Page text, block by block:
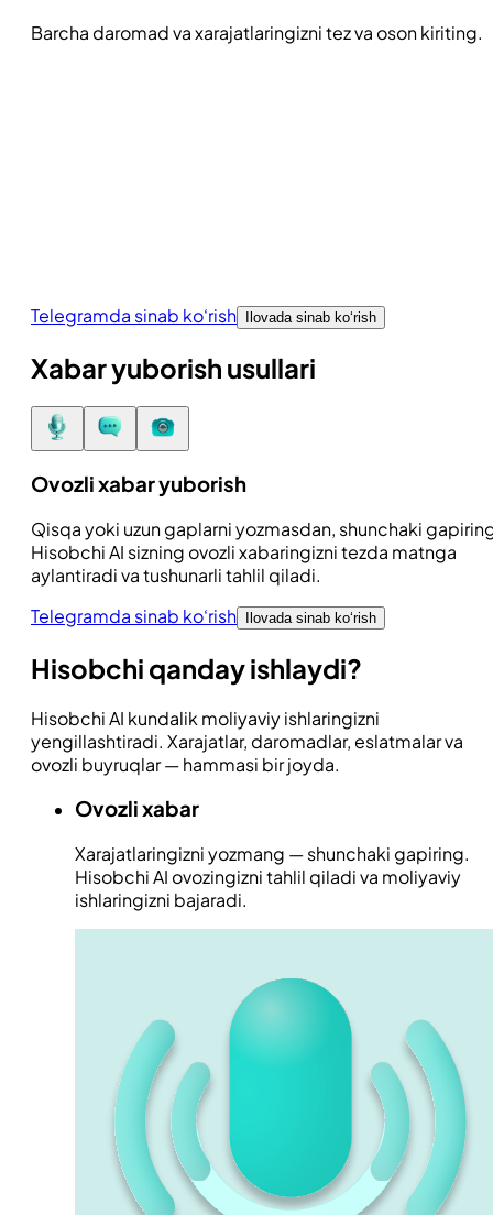
Barcha daromad va xarajatlaringizni tez va oson kiriting.
Telegramda sinab ko‘rish Ilovada sinab ko‘rish
Xabar yuborish usullari
Ovozli xabar yuborish
Qisqa yoki uzun gaplarni yozmasdan, shunchaki
Hisobchi AI sizning ovozli xabaringizni tezda matnga
aylantiradi va tushunarli tahlil qiladi.
Telegramda sinab ko‘rish
Ilovada sinab ko‘rish
Hisobchi qanday ishlaydi?
Hisobchi AI kundalik moliyaviy ishlaringizni
yengillashtiradi. Xarajatlar, daromadlar, eslatmalar va
ovozli buyruqlar — hammasi bir joyda.
Ovozli xabar
Xarajatlaringizni yozmang — shunchaki gapiring.
Hisobchi AI ovozingizni tahlil qiladi va moliyaviy
ishlaringizni bajaradi.